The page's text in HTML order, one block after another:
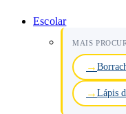
Escolar
MAIS
Lápis